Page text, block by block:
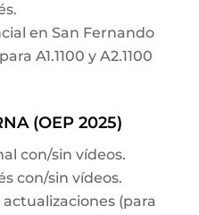
en San Fernando
A1.1100 y A2.1100
(OEP 2025)
con/sin vídeos.
con/sin vídeos.
(para